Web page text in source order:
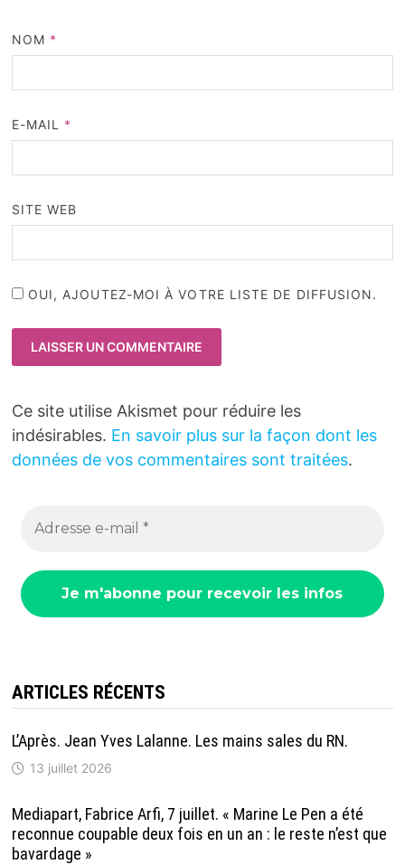
NOM *
E-MAIL *
SITE WEB
OUI, AJOUTEZ-MOI À VOTRE LISTE DE DIFFUSION.
Ce site utilise Akismet pour réduire les
indésirables. En savoir plus sur la façon dont les
données de vos commentaires sont traitées.
ARTICLES RÉCENTS
L’Après. Jean Yves Lalanne. Les mains sales du RN.
13 juillet 2026
Mediapart, Fabrice Arfi, 7 juillet. « Marine Le Pen a été
reconnue coupable deux fois en un an : le reste n’est que
bavardage »